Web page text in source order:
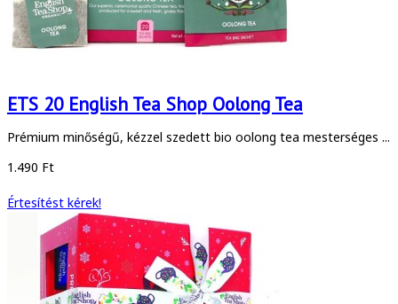
ETS 20 English Tea Shop Oolong Tea
Prémium minőségű, kézzel szedett bio oolong tea mesterséges ...
1.490 Ft
Értesítést kérek!